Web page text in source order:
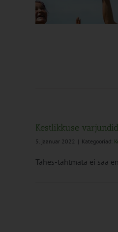
Kestlikkuse
5. jaanuar 2022 | Kategooriad:
Tahes-tahtmata ei saa